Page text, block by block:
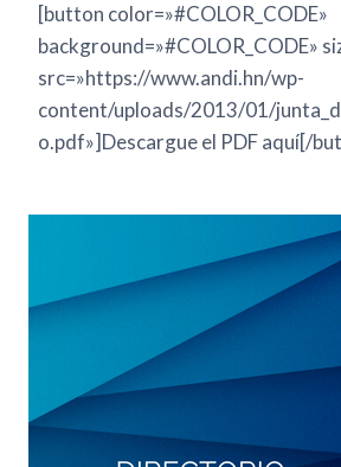
[button color=»#COLOR_CODE»
background=»#COLOR_CODE»
src=»https://www.andi.hn/wp-
content/uploads/2013/01/
o.pdf»]Descargue el PDF aquí[/